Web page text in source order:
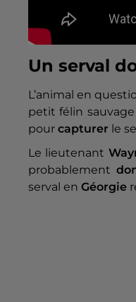
Un serval
L’animal en
petit félin
pour capturer le
Le lieutenant
probablement
serval en Géorgie